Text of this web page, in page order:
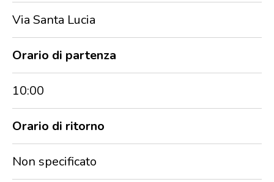
Via Santa Lucia
Orario di partenza
10:00
Orario di ritorno
Non specificato